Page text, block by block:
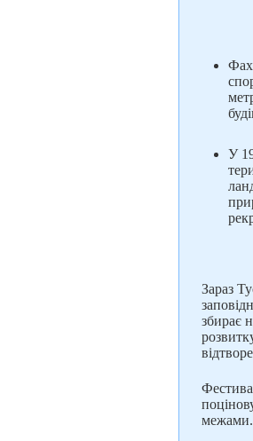
У
Зараз
збирає
межами.